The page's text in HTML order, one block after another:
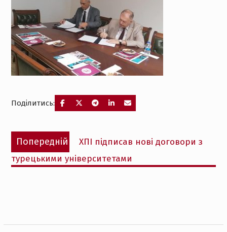
Поділитись:
Навігація
записів
Попередній
Попередній
запис:
ХПІ підписав нові договори з
турецькими університетами